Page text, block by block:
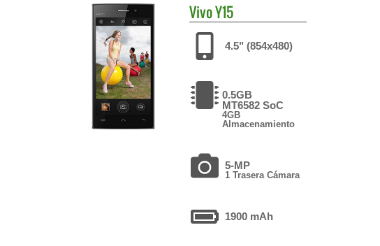
VivoY15
4.5" (854x480)
0.5GB
MT6582 SoC
4GB
Almacenamiento
5-MP
1 Trasera Cámara
1900 mAh